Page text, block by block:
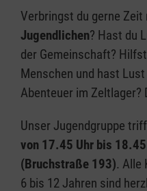
Verbringst du gerne Zeit
Jugendlichen? Hast du
der Gemeinschaft?
Menschen und hast
Abenteuer im Zeltlager?
Unser Jugendgruppe
von 17.45 Uhr bis
(Bruchstraße 193). Alle
6 bis 12 Jahren sind